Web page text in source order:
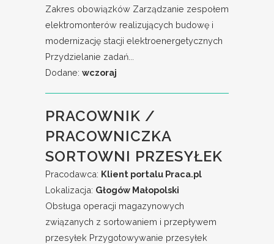
Zakres obowiązków Zarządzanie zespołem
elektromonterów realizujących budowę i
modernizację stacji elektroenergetycznych
Przydzielanie zadań...
Dodane: wczoraj
PRACOWNIK /
PRACOWNICZKA
SORTOWNI PRZESYŁEK
Pracodawca: Klient portalu Praca.pl
Lokalizacja: Głogów Małopolski
Obsługa operacji magazynowych
związanych z sortowaniem i przepływem
przesyłek Przygotowywanie przesyłek